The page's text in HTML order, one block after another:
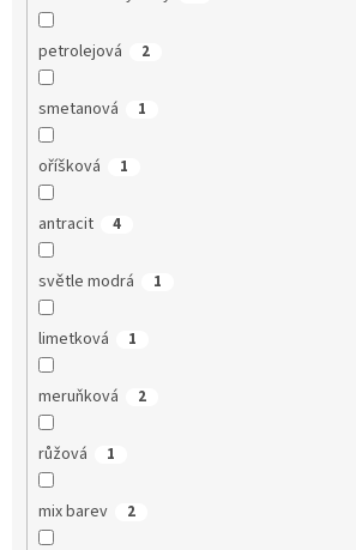
petrolejová 2
smetanová 1
oříšková 1
antracit 4
světle modrá 1
limetková 1
meruňková 2
růžová 1
mix barev 2